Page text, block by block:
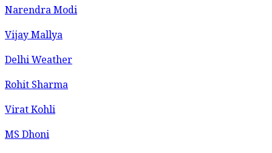
Narendra Modi
Vijay Mallya
Delhi Weather
Rohit Sharma
Virat Kohli
MS Dhoni